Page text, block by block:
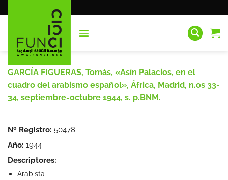
al
GARCÍA FIGUERAS, Tomás, «Asín Palacios, en el
cuadro del arabismo español», África, Madrid, n.os 33-
34, septiembre-octubre 1944, s. p.BNM.
Nº Registro: 50478
Año: 1944
Descriptores:
Arabista